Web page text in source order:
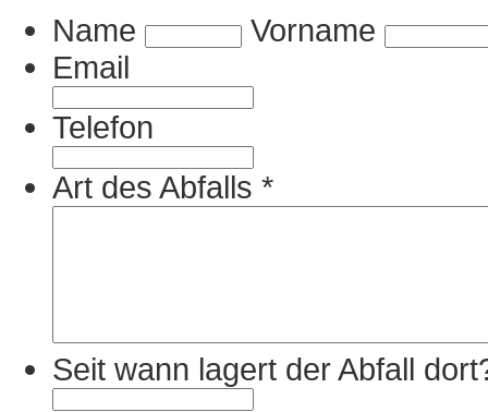
Name
Vorname
Email
Telefon
Art des Abfalls *
Seit wann lagert der Abfall